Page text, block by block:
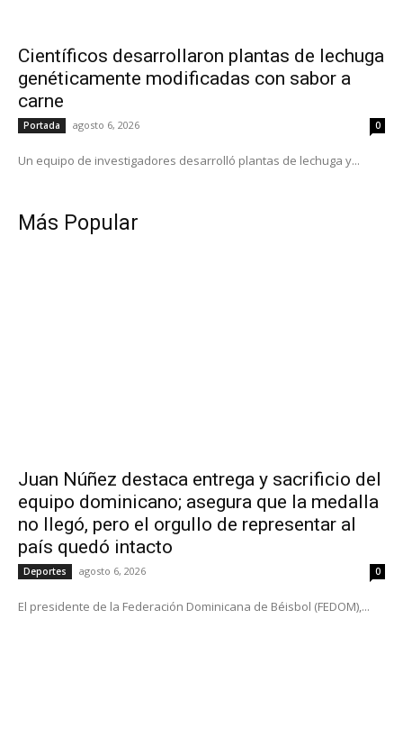
Científicos desarrollaron plantas de lechuga
genéticamente modificadas con sabor a
carne
Portada agosto 6, 2026 0
Un equipo de investigadores desarrolló plantas de lechuga y...
Más Popular
Juan Núñez destaca entrega y sacrificio del
equipo dominicano; asegura que la medalla
no llegó, pero el orgullo de representar al
país quedó intacto
Deportes agosto 6, 2026 0
El presidente de la Federación Dominicana de Béisbol (FEDOM),...